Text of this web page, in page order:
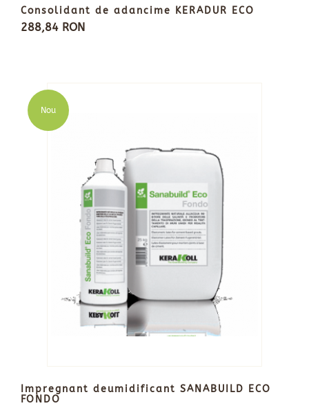
Consolidant de adancime KERADUR ECO
288,84 RON
Nou
Impregnant deumidificant SANABUILD ECO
FONDO